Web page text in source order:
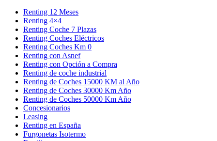
Renting 12 Meses
Renting 4×4
Renting Coche 7 Plazas
Renting Coches Eléctricos
Renting Coches Km 0
Renting con Asnef
Renting con Opción a Compra
Renting de coche industrial
Renting de Coches 15000 KM al Año
Renting de Coches 30000 Km Año
Renting de Coches 50000 Km Año
Concesionarios
Leasing
Renting en España
Furgonetas Isotermo